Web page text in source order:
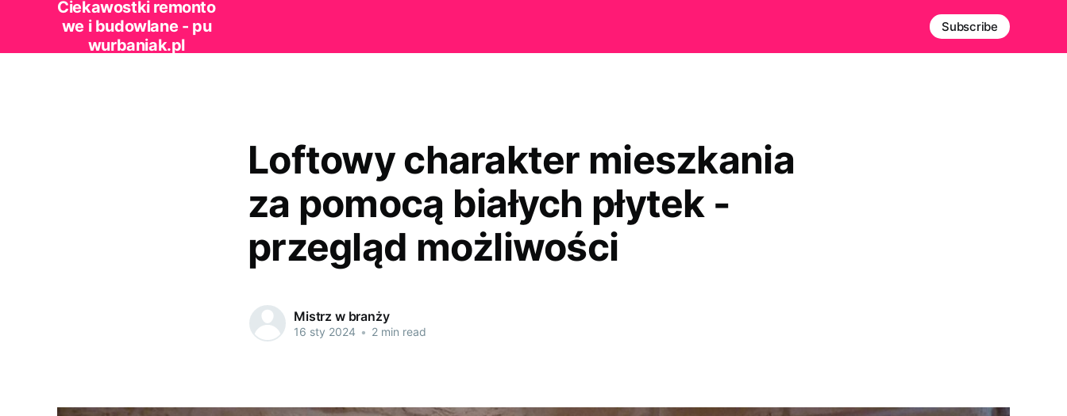
Ciekawostki remonto
we i budowlane - pu
wurbaniak.pl
Subscribe
Loftowy charakter mieszkania
za pomocą białych płytek -
przegląd możliwości
Mistrz w branży
16 sty 2024 • 2 min read